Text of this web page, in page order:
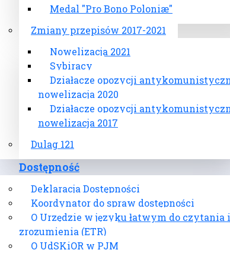
Medal "Pro Bono Poloniæ"
Zmiany przepisów 2017-2021
Nowelizacja 2021
Sybiracy
Działacze opozycji
nowelizacja 2020
Działacze opozycji
nowelizacja 2017
Dulag 121
Dostępność
Deklaracja Dostępności
Koordynator do spraw dostępności
O Urzędzie w języku łatwym do czytania i
zrozumienia (ETR)
O UdSKiOR w PJM